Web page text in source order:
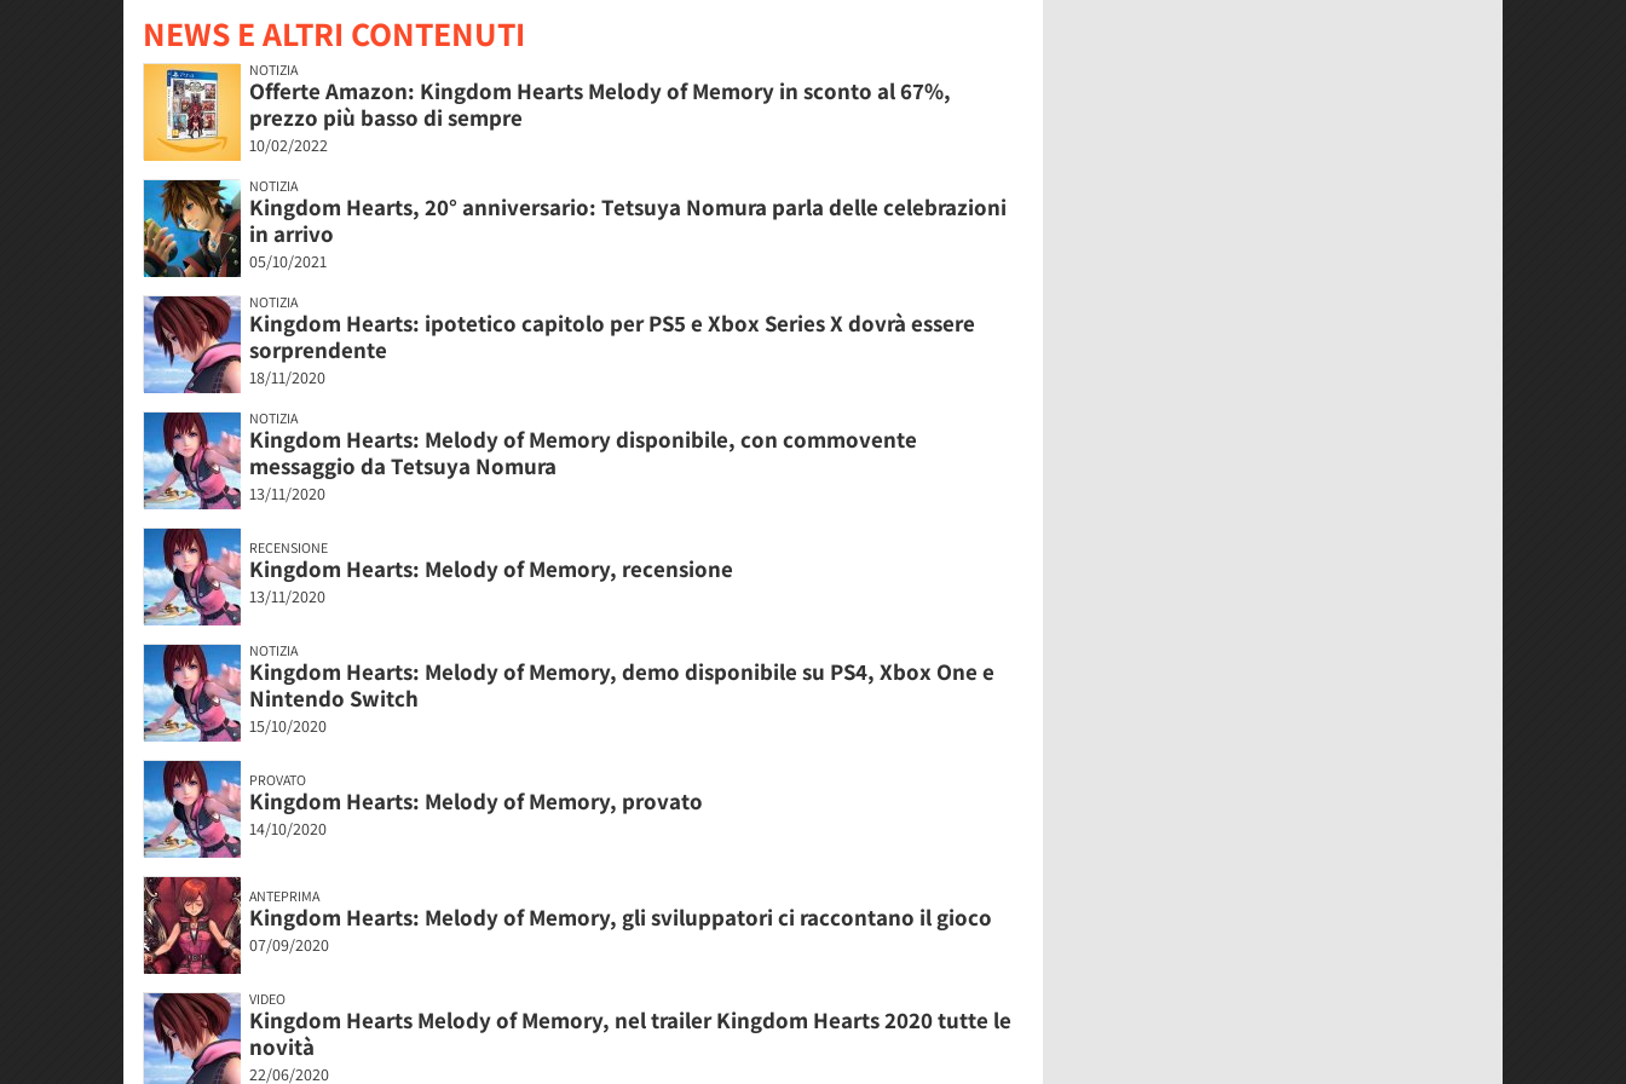
NEWS E ALTRI CONTENUTI
NOTIZIA
Offerte Amazon: Kingdom Hearts Melody of Memory in sconto al 67%,
prezzo più basso di sempre
10/02/2022
NOTIZIA
Kingdom Hearts, 20° anniversario: Tetsuya Nomura parla delle celebrazioni
in arrivo
05/10/2021
NOTIZIA
Kingdom Hearts: ipotetico capitolo per PS5 e Xbox Series X dovrà essere
sorprendente
18/11/2020
NOTIZIA
Kingdom Hearts: Melody of Memory disponibile, con commovente
messaggio da Tetsuya Nomura
13/11/2020
RECENSIONE
Kingdom Hearts: Melody of Memory, recensione
13/11/2020
NOTIZIA
Kingdom Hearts: Melody of Memory, demo disponibile su PS4, Xbox One e
Nintendo Switch
15/10/2020
PROVATO
Kingdom Hearts: Melody of Memory, provato
14/10/2020
ANTEPRIMA
Kingdom Hearts: Melody of Memory, gli sviluppatori ci raccontano il gioco
07/09/2020
VIDEO
Kingdom Hearts Melody of Memory, nel trailer Kingdom Hearts 2020 tutte le
novità
22/06/2020